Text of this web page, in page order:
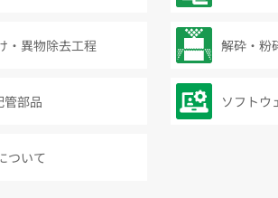
・異物除去工程 解砕・粉
管部品 ソフトウ
ついて